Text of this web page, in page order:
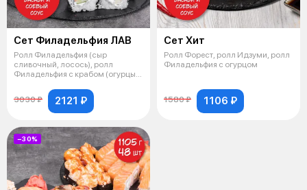
Сет Филадельфия ЛАВ
Ролл Филадельфия (сыр
сливочный, лосось), ролл
Филадельфия с крабом (огурцы,
3030 ₽
2121 ₽
Сет Хит
Ролл Форест, ролл Идзуми, ролл
Филадельфия с огурцом
1580 ₽ 1106 ₽
−30%